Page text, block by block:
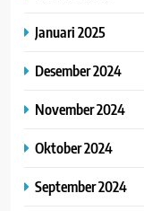
Januari 2025
Desember 2024
November 2024
Oktober 2024
September 2024